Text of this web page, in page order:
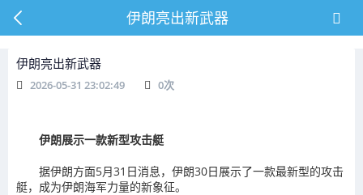
伊朗亮出新武器
伊朗亮出新武器
2026-05-31 23:02:49 0次
伊朗展示一款新型攻击艇
据伊朗方面5月31日消息，伊朗30日展示了一款最新型的攻击
艇，成为伊朗海军力量的新象征。